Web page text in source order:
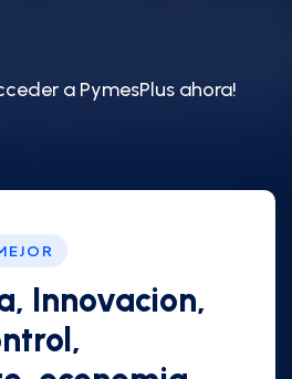
a PymesPlus ahora!
Innovacion,